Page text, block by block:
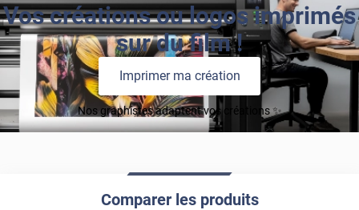
Vos créations ou logos imprimés
sur du film !
Imprimer ma création
Nos graphistes adaptent vos créations ✨
Comparer les produits